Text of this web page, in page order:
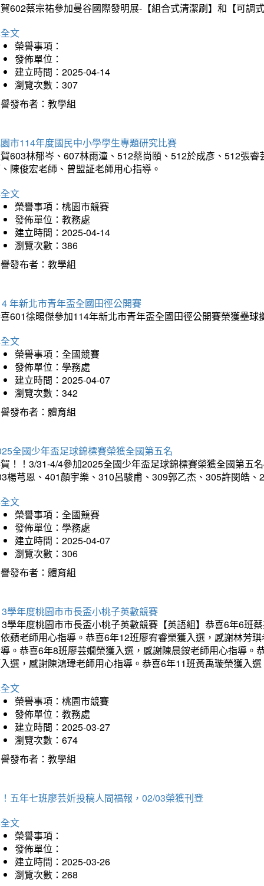
602蔡宗祐參加曼谷國際發明展-【組合式清潔刷】和【可調
文
榮譽事項：
發佈單位：
建立時間：2025-04-14
瀏覽次數：307
發布者：教學組
市114年度國民中小學學生專題研究比賽
603林郁岑、607林雨潼、512蔡尚頤、512於成彥、512張
陳俊宏老師、曾盟証老師用心指導。
文
榮譽事項：桃園市競賽
發佈單位：教務處
建立時間：2025-04-14
瀏覽次數：386
發布者：教學組
年新北市青年盃全國田徑公開賽
601徐晹傑參加114年新北市青年盃全國田徑公開賽榮獲壘
文
榮譽事項：全國競賽
發佈單位：學務處
建立時間：2025-04-07
瀏覽次數：342
發布者：體育組
全國少年盃足球錦標賽榮獲全國第五名
！！3/31-4/4參加2025全國少年盃足球錦標賽榮獲全國第五
楊芎恩、401顏宇樂、310呂駿甫、309郭乙杰、305許閔皓
文
榮譽事項：全國競賽
發佈單位：學務處
建立時間：2025-04-07
瀏覽次數：306
發布者：體育組
學年度桃園市市長盃小桃子英數競賽
學年度桃園市市長盃小桃子英數競賽【英語組】恭喜6年6班
蘋老師用心指導。恭喜6年12班廖宥睿榮獲入選，感謝林芳
。恭喜6年8班廖芸嫺榮獲入選，感謝陳晨銨老師用心指導
選，感謝陳鴻瑋老師用心指導。恭喜6年11班黃禹璇榮獲入
文
榮譽事項：桃園市競賽
發佈單位：教務處
建立時間：2025-03-27
瀏覽次數：674
發布者：教學組
五年七班廖芸妡投稿人間福報，02/03榮獲刊登
文
榮譽事項：
發佈單位：
建立時間：2025-03-26
瀏覽次數：268